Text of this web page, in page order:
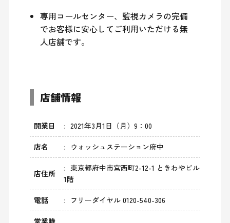
専用コールセンター、監視カメラの完備
でお客様に安心してご利用いただける無
人店舗です。
店舗情報
開業日 2021年3月1日（月）9：00
店名 ウォッシュステーション府中
店住所
東京都府中市宮西町2-12-1 ときわやビル
1階
電話 フリーダイヤル 0120-540-306